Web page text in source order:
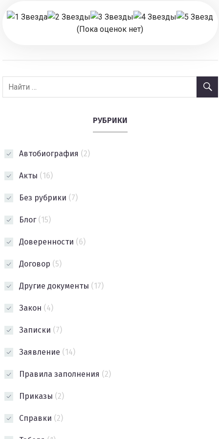
(Пока оценок нет)
РУБРИКИ
Автобиография (2)
Акты (16)
Без рубрики (7)
Блог(15)
Доверенности (6)
Договор (5)
Другие документы (17)
Закон (4)
Записки (7)
Заявление (14)
Правила заполнения (2)
Приказы (2)
Справки (2)